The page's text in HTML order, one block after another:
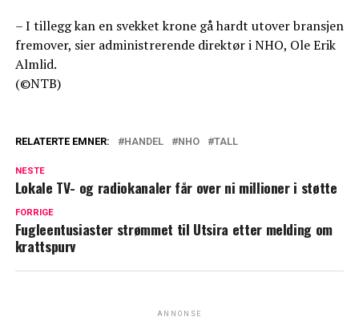
– I tillegg kan en svekket krone gå hardt utover bransjen
fremover, sier administrerende direktør i NHO, Ole Erik
Almlid.
(©NTB)
RELATERTE EMNER: HANDEL NHO TALL
NESTE
Lokale TV- og radiokanaler får over ni millioner i støtte
FORRIGE
Fugleentusiaster strømmet til Utsira etter melding om
krattspurv
ANNONSE